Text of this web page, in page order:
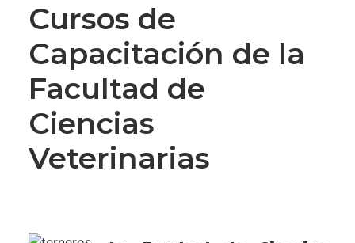
HCD
TRÁMITES Y SERVICIOS
CIUDAD
PARQUE INDUSTRIAL
RECAUDACIONES
Cursos de
Capacitación de la
Facultad de
Ciencias
Veterinarias